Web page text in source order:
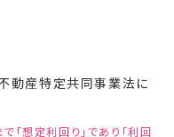
不動産特定共同事業法に
「想定利回り」であり「利回